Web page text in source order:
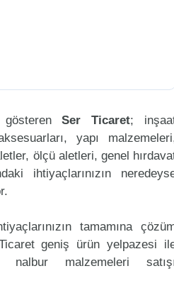
Ser Ticaret;
yapı
ölçü aletleri, genel
ihtiyaçlarınızın
tamamına
geniş ürün yelpazesi
nalbur malzemeleri